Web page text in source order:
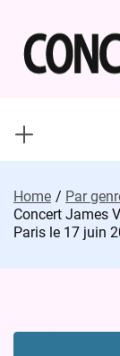
content
Home Par
Concert James
Paris le 17 juin